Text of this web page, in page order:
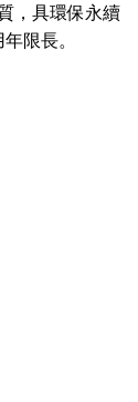
，具環保永續
限長。